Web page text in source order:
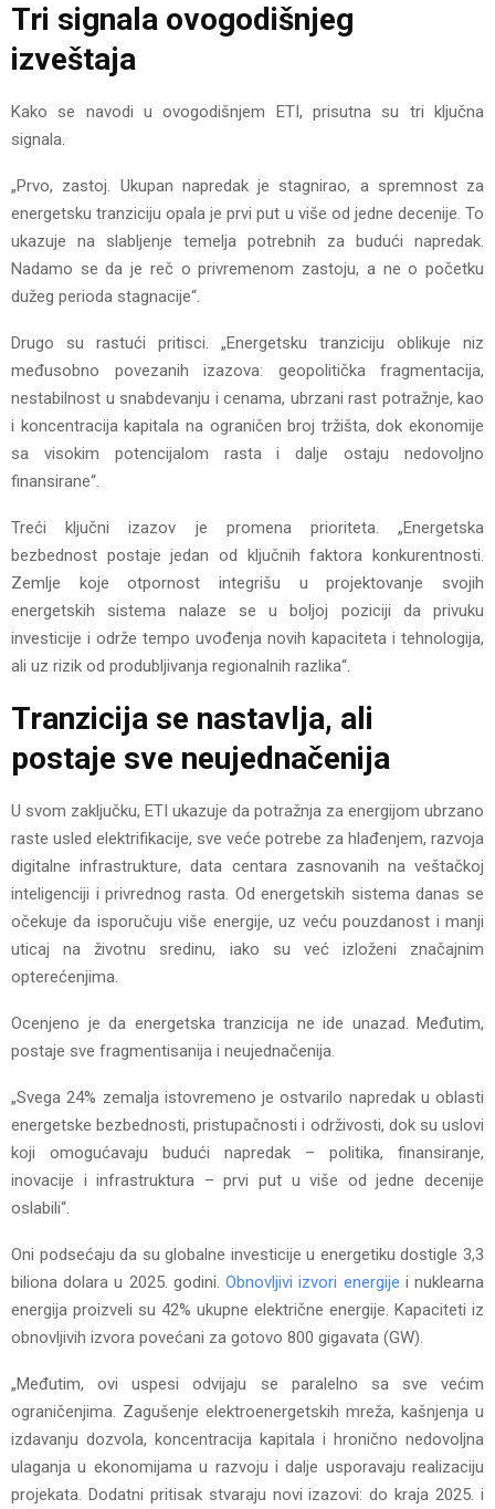
Tri signala ovogodišnjeg
izveštaja
Kako se navodi u ovogodišnjem ETI, prisutna su tri ključna
signala.
„Prvo, zastoj. Ukupan napredak je stagnirao, a spremnost za
energetsku tranziciju opala je prvi put u više od jedne decenije. To
ukazuje na slabljenje temelja potrebnih za budući napredak.
Nadamo se da je reč o privremenom zastoju, a ne o početku
dužeg perioda stagnacije“.
Drugo su rastući pritisci. „Energetsku tranziciju oblikuje niz
međusobno povezanih izazova: geopolitička fragmentacija,
nestabilnost u snabdevanju i cenama, ubrzani rast potražnje, kao
i koncentracija kapitala na ograničen broj tržišta, dok ekonomije
sa visokim potencijalom rasta i dalje ostaju nedovoljno
finansirane“.
Treći ključni izazov je promena prioriteta. „Energetska
bezbednost postaje jedan od ključnih faktora konkurentnosti.
Zemlje koje otpornost integrišu u projektovanje svojih
energetskih sistema nalaze se u boljoj poziciji da privuku
investicije i održe tempo uvođenja novih kapaciteta i tehnologija,
ali uz rizik od produbljivanja regionalnih razlika“.
Tranzicija se nastavlja, ali
postaje sve neujednačenija
U svom zaključku, ETI ukazuje da potražnja za energijom ubrzano
raste usled elektrifikacije, sve veće potrebe za hlađenjem, razvoja
digitalne infrastrukture, data centara zasnovanih na veštačkoj
inteligenciji i privrednog rasta. Od energetskih sistema danas se
očekuje da isporučuju više energije, uz veću pouzdanost i manji
uticaj na životnu sredinu, iako su već izloženi značajnim
opterećenjima.
Ocenjeno je da energetska tranzicija ne ide unazad. Međutim,
postaje sve fragmentisanija i neujednačenija.
„Svega 24% zemalja istovremeno je ostvarilo napredak u oblasti
energetske bezbednosti, pristupačnosti i održivosti, dok su uslovi
koji omogućavaju budući napredak – politika, finansiranje,
inovacije i infrastruktura – prvi put u više od jedne decenije
oslabili“.
Oni podsećaju da su globalne investicije u energetiku dostigle 3,3
biliona dolara u 2025. godini.Obnovljivi izvori energije i nuklearna
energija proizveli su 42% ukupne električne energije. Kapaciteti iz
obnovljivih izvora povećani za gotovo 800 gigavata (GW).
„Međutim, ovi uspesi odvijaju se paralelno sa sve većim
ograničenjima. Zagušenje elektroenergetskih mreža, kašnjenja u
izdavanju dozvola, koncentracija kapitala i hronično nedovoljna
ulaganja u ekonomijama u razvoju i dalje usporavaju realizaciju
projekata. Dodatni pritisak stvaraju novi izazovi: do kraja 2025. i